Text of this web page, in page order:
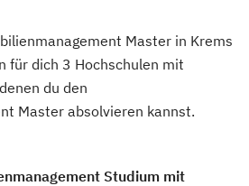
Master in Krems
für dich 3 Hochschulen mit
du den
Master absolvieren kannst.
Studium mit